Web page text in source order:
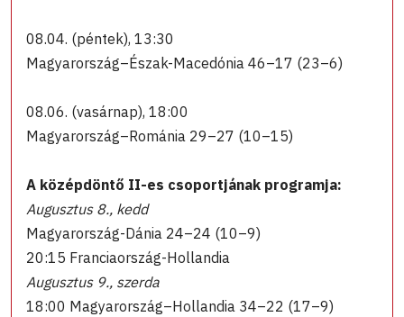
08.04. (péntek), 13:30
Magyarország–Észak-Macedónia 46–17 (23–6)
08.06. (vasárnap), 18:00
Magyarország–Románia 29–27 (10–15)
A középdöntő II-es csoportjának programja:
Augusztus 8., kedd
Magyarország-Dánia 24–24 (10–9)
20:15 Franciaország-Hollandia
Augusztus 9., szerda
18:00 Magyarország–Hollandia 34–22 (17–9)